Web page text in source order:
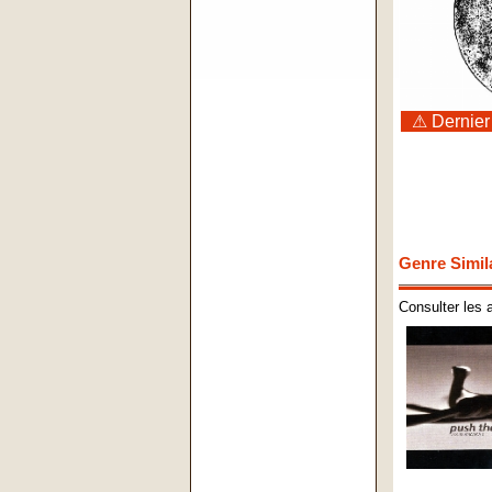
⚠ Dernier
Genre
Consulter les